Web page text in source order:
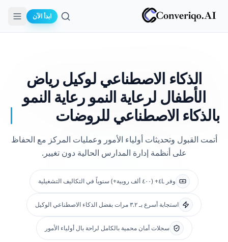
ابدأ الآن
الذكاء الاصطناعي لوكيل رياض
الأطفال لرعاية النمو رعاية النمو
بالذكاء الاصطناعي للروضات
أتمت القبول وتحديثات أولياء الأمور وعمليات المركز مع الحفاظ
على أنظمة إدارة المدارس الحالية دون تغيير.
وفر ٤L+ (٤٠٠ ألف روبية+) سنوياً في التكاليف التشغيلية
استجابة أسرع بـ ٣.٢ مرات بفضل الذكاء الاصطناعي الوكيل
سجلات أمان محمية بالكامل لراحة بال أولياء الأمور